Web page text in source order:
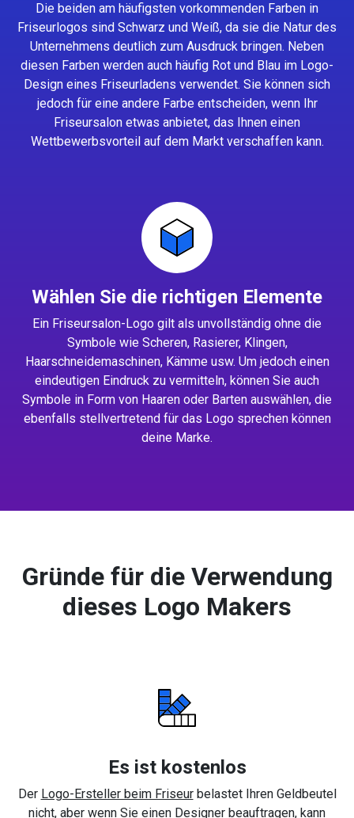
Die beiden am häufigsten vorkommenden Farben in
Friseurlogos sind Schwarz und Weiß, da sie die Natur des
Unternehmens deutlich zum Ausdruck bringen. Neben
diesen Farben werden auch häufig Rot und Blau im Logo-
Design eines Friseurladens verwendet. Sie können sich
jedoch für eine andere Farbe entscheiden, wenn Ihr
Friseursalon etwas anbietet, das Ihnen einen
Wettbewerbsvorteil auf dem Markt verschaffen kann.
Wählen Sie die richtigen Elemente
Ein Friseursalon-Logo gilt als unvollständig ohne die
Symbole wie Scheren, Rasierer, Klingen,
Haarschneidemaschinen, Kämme usw. Um jedoch einen
eindeutigen Eindruck zu vermitteln, können Sie auch
Symbole in Form von Haaren oder Barten auswählen, die
ebenfalls stellvertretend für das Logo sprechen können
deine Marke.
Gründe für die Verwendung
dieses Logo Makers
Es ist kostenlos
Der Logo-Ersteller beim Friseurbelastet Ihren Geldbeutel
nicht, aber wenn Sie einen Designer beauftragen, kann